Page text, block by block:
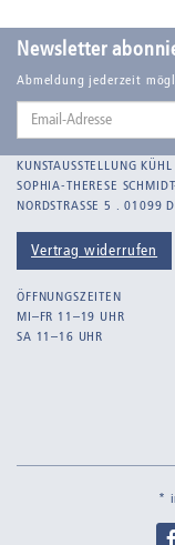
Balden, Theo ,
Balden-Wolff,
Bankroth, Bernd
Bankroth, Ursula
Barth, Arthur Julius
Bartnig, Horst
Bartzsch, Paul Kurt
Becker, F.
Beckmann, Max
Newsletter
Abmeldung jederzeit
Email-
KUNSTAUSSTELLUNG KÜHL
SOPHIA-THERESE
NORDSTRASSE 5 . 01099
Vertrag widerrufen
ÖFFNUNGSZEITEN
MI–FR 11–19 UHR
SA 11–16 UHR
*